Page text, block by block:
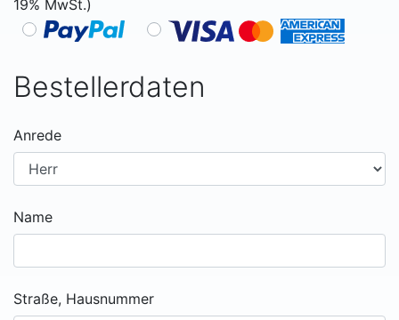
19% MwSt.)
Bestellerdaten
Anrede
Name
Straße, Hausnummer